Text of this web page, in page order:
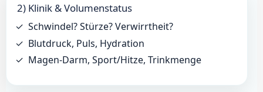
2) Klinik & Volumenstatus
Schwindel? Stürze? Verwirrtheit?
Blutdruck, Puls, Hydration
Magen-Darm, Sport/Hitze, Trinkmenge